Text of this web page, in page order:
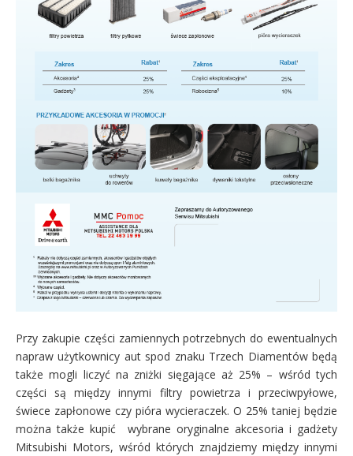
Przy zakupie części zamiennych potrzebnych do ewentualnych
napraw użytkownicy aut spod znaku Trzech Diamentów będą
także mogli liczyć na zniżki sięgające aż 25% – wśród tych
części są między innymi filtry powietrza i przeciwpyłowe,
świece zapłonowe czy pióra wycieraczek. O 25% taniej będzie
można także kupić wybrane oryginalne akcesoria i gadżety
Mitsubishi Motors, wśród których znajdziemy między innymi